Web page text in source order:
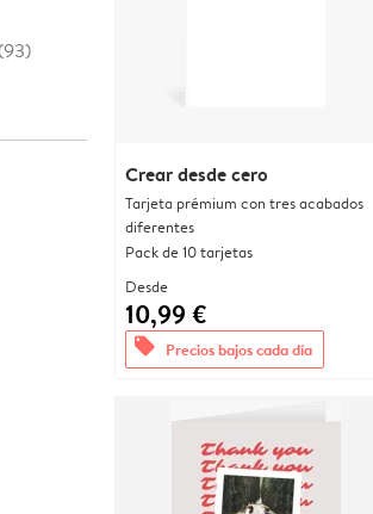
(93)
Crear desde cero
Tarjeta prémium con tres acabados
diferentes
Pack de 10 tarjetas
Desde
10,99 €
offers Precios bajos cada día